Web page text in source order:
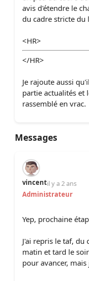
avis d'étendre le
du cadre stricte du
<HR>
</HR>
Je rajoute aussi
partie actualités et
rassemblé en vrac.
Messages
vincentil y a 2 ans
Administrateur
Yep, prochaine
J'ai repris le taf, du
matin et tard le
pour avancer, mais